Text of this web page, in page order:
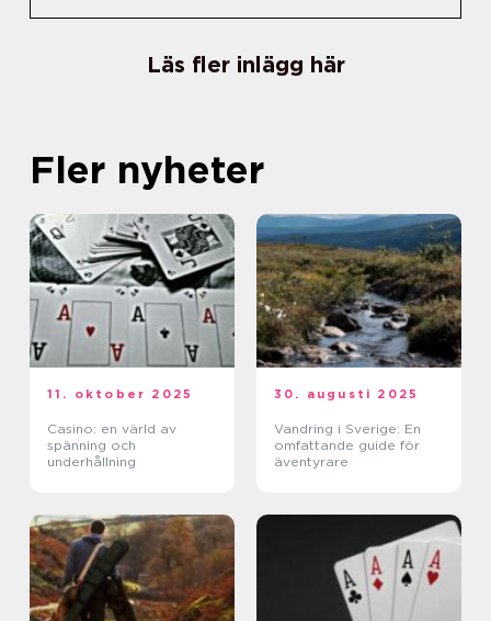
Läs fler inlägg här
Fler nyheter
11. oktober 2025
Casino: en värld av
spänning och
underhållning
30. augusti 2025
Vandring i Sverige: En
omfattande guide för
äventyrare